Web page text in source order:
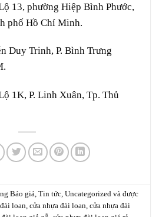
13, phường Hiệp Bình Phước,
phố Hồ Chí Minh.
Duy Trinh, P. Bình Trưng
1K, P. Linh Xuân, Tp. Thủ
Báo giá,Tin tức,Uncategorized và được
loan,cửa nhựa đài loan,cửa nhựa đài